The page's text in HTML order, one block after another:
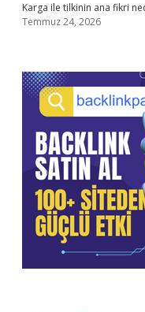
Karga ile tilkinin ana fikri
Temmuz 24, 2026